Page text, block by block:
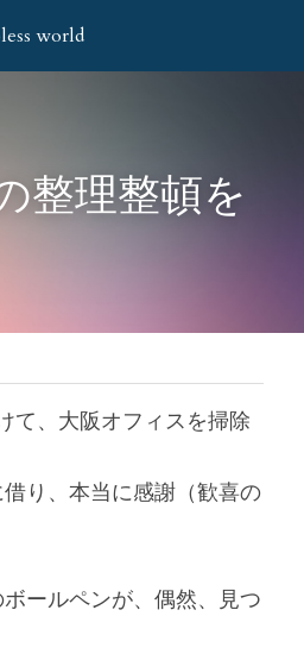
world
商店
整理整頓を
て、大阪オフィスを掃除
り、本当に感謝（歓喜の
ールペンが、偶然、見つ